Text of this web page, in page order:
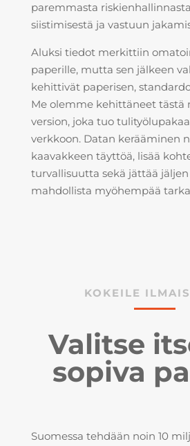
paremmasta
siistimisestä ja vastuun
Aluksi tiedot merkittiin
paperille, mutta sen jälkeen
kehittivät paperisen,
Me olemme kehittäneet tästä
version, joka tuo
verkkoon. Datan kerääminen
kaavakkeen täyttöä, lisää
turvallisuutta sekä jättää
mahdollista myöhempää
KOKEILE
Valitse
sopiva
Suomessa tehdään noin 10